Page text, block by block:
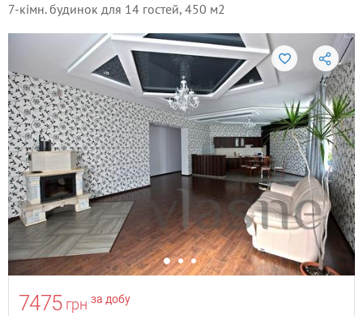
7-кімн. будинок для 14 гостей, 450 м2
7475 грн за добу